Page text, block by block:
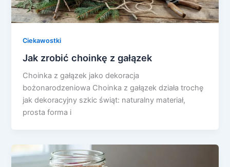
Ciekawostki
Jak zrobić choinkę z gałązek
Choinka z gałązek jako dekoracja
bożonarodzeniowa Choinka z gałązek działa trochę
jak dekoracyjny szkic świąt: naturalny materiał,
prosta forma i